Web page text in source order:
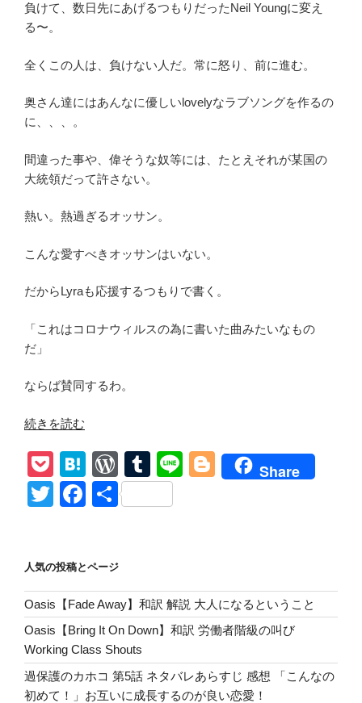
負けて、数日先にあげるつもりだったNeil Youngに変え
る〜。
全くこの人は、負けない人だ。常に怒り、前に進む。
奥さん達にはあんなに優しいlovelyなラブソングを作るの
に、、、。
間違った事や、偉そうな奴等には、たとえそれが某国の
大統領だって許さない。
熱い。熱過ぎるオッサン。
こんな愛すべきオッサンはいない。
だからLyraも応援するつもりで書く。
「これはコロナウィルスの為に書いた曲みたいなもの
だ」
ならば賛同するわ。
“和
【Shut
It
Down】
Horse
解
説
コ
ロ
ナ
続きを読む
P
o
ck
H
at
e
a
W
or
d
e
ss
T
u
m
Li
Bl
Share
T
er
F
e
b
o
o
k
共
人気の投稿とページ
Oasis【Fade Away】和訳 解説 大人になるということ
Oasis【Bring It On Down】和訳 労働者階級の叫び
Working Class Shouts
過保護のカホコ 第5話 ネタバレあらすじ 感想 「こんなの
初めて！」お互いに成長するのが良い恋愛！